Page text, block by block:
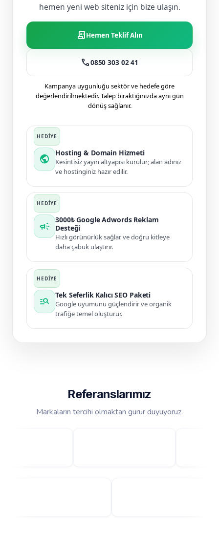
hemen yeni web siteniz için bize ulaşın.
receipt_longHemen Teklif Alın
call0850 303 02 41
Kampanya uygunluğu sektör ve hedefe göre
değerlendirilmektedir. Talep bıraktığınızda aynı gün
dönüş sağlanır.
public
Hosting & Domain Hizmeti
Kesintisiz yayın altyapısı kurulur; alan adınız
ve hostinginiz hazır edilir.
campaign
3000₺ Google Adwords Reklam
Desteği
Hızlı görünürlük sağlar ve doğru kitleye
daha çabuk ulaştırır.
manage_search
Tek Seferlik Kalıcı SEO Paketi
Google uyumunu güçlendirir ve organik
trafiğe temel oluşturur.
Referanslarımız
Markaların tercihi olmaktan gurur duyuyoruz.